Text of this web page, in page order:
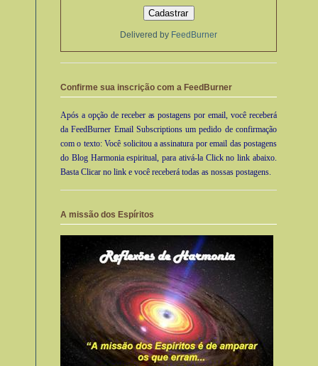
Delivered by FeedBurner
Confirme sua inscrição com a FeedBurner
Após a opção de receber as postagens por email, você receberá
da FeedBurner Email Subscriptions um pedido de confirmação
com o texto: Você solicitou a assinatura por email das postagens
do Blog Harmonia espiritual, para ativá-la Click no link abaixo.
Basta Clicar no link e você receberá todas as nossas postagens.
A missão dos Espíritos